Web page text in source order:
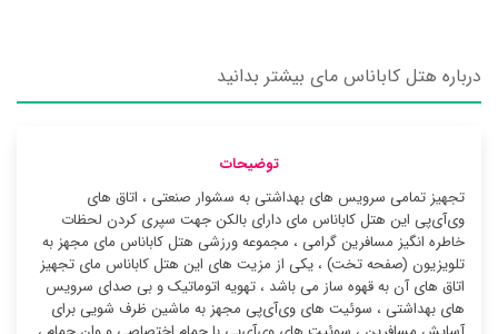
درباره هتل کاباناس مای بیشتر بدانید
توضیحات
تجهیز تمامی سرویس های بهداشتی به سشوار صنعتی ، اتاق های
وی‌آی‌پی این هتل کاباناس مای دارای بالکن جهت سپری کردن لحظات
خاطره انگیز مسافرین گرامی ، مجموعه ورزشی هتل کاباناس مای مجهز به
تلویزیون (صفحه تخت) ، یکی از مزیت های این هتل کاباناس مای تجهیز
اتاق های آن به قهوه ساز می باشد ، تهویه اتوماتیک و بی صدای سرویس
های بهداشتی ، سوئیت ‌های وی‌آی‌پی مجهز به ماشین ظرف شویی برای